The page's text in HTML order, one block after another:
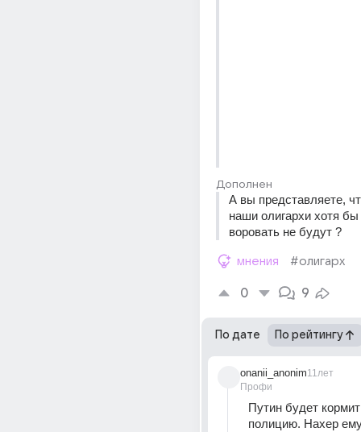
Дополнен
А вы представляете,
наши олигархи хотя бы
воровать не будут ?
мнения #олигарх
0 9
По дате По рейтингу
onanii_anonim
Профи
11лет
Путин будет
полицию. Нахер